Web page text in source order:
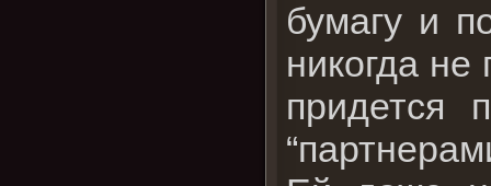
бумагу и
никогда
придется